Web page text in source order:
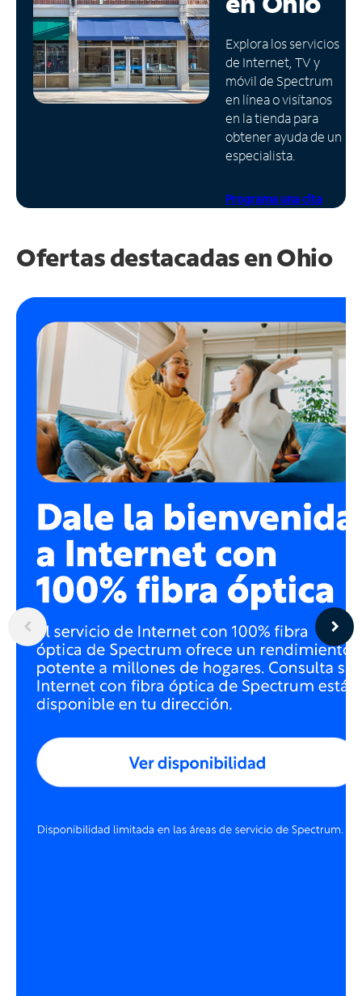
Administrar
cuenta
Encuentra
una
tienda
Explora los servicios
de Internet, TV y
móvil de Spectrum
en línea o visítanos
en la tienda para
obtener ayuda de un
especialista.
Programa una cita
Ofertas destacadas enOhio